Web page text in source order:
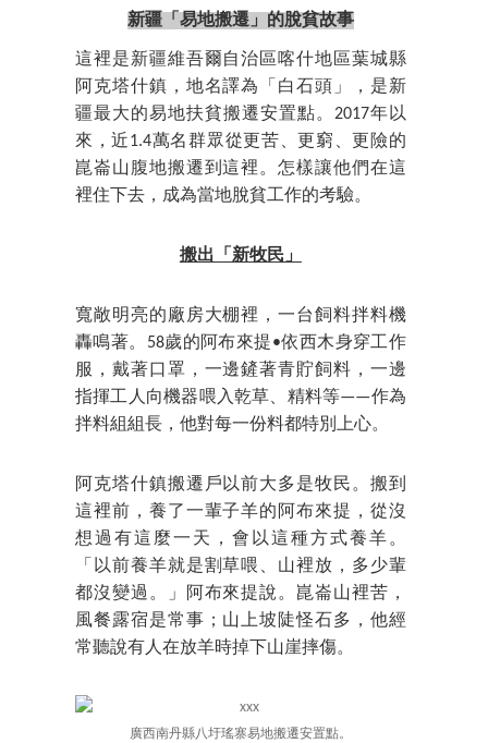
新疆「易地搬遷」的脫貧故事
這裡是新疆維吾爾自治區喀什地區葉城縣
阿克塔什鎮，地名譯為「白石頭」，是新
疆最大的易地扶貧搬遷安置點。2017年以
來，近1.4萬名群眾從更苦、更窮、更險的
崑崙山腹地搬遷到這裡。怎樣讓他們在這
裡住下去，成為當地脫貧工作的考驗。
搬出「新牧民」
寬敞明亮的廠房大棚裡，一台飼料拌料機
轟鳴著。58歲的阿布來提•依西木身穿工作
服，戴著口罩，一邊鏟著青貯飼料，一邊
指揮工人向機器喂入乾草、精料等——作為
拌料組組長，他對每一份料都特別上心。
阿克塔什鎮搬遷戶以前大多是牧民。搬到
這裡前，養了一輩子羊的阿布來提，從沒
想過有這麼一天，會以這種方式養羊。
「以前養羊就是割草喂、山裡放，多少輩
都沒變過。」阿布來提說。崑崙山裡苦，
風餐露宿是常事；山上坡陡怪石多，他經
常聽說有人在放羊時掉下山崖摔傷。
廣西南丹縣八圩瑤寨易地搬遷安置點。